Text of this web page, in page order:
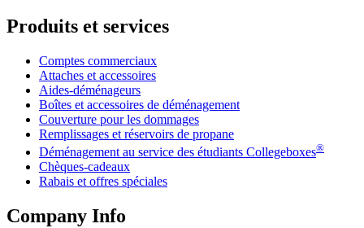
Produits et services
Comptes commerciaux
Attaches et accessoires
Aides-déménageurs
Boîtes et accessoires de déménagement
Couverture pour les dommages
Remplissages et réservoirs de propane
Déménagement au service des étudiants Collegeboxes®
Chèques-cadeaux
Rabais et offres spéciales
Company Info